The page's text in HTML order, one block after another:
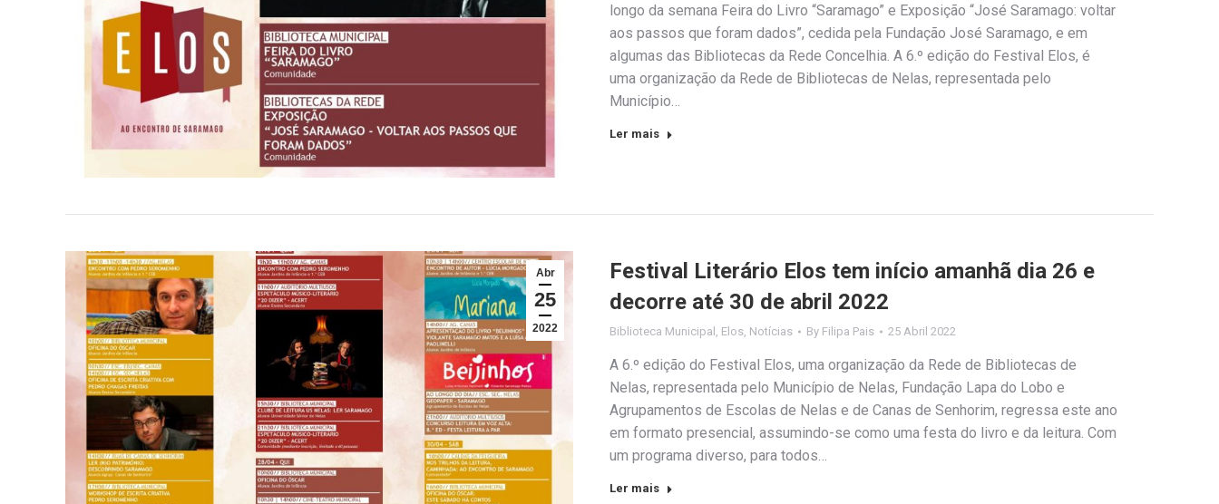
longo da semana Feira do Livro “Saramago” e Exposição “José Saramago: voltar
aos passos que foram dados”, cedida pela Fundação José Saramago, e em
algumas das Bibliotecas da Rede Concelhia. A 6.º edição do Festival Elos, é
uma organização da Rede de Bibliotecas de Nelas, representada pelo
Município…
Ler mais
Abr
25
2022
Festival Literário Elos tem início amanhã dia 26 e
decorre até 30 de abril 2022
Biblioteca Municipal , Elos, Notícias By Filipa Pais 25 Abril 2022
A 6.º edição do Festival Elos, uma organização da Rede de Bibliotecas de
Nelas, representada pelo Município de Nelas, Fundação Lapa do Lobo e
Agrupamentos de Escolas de Nelas e de Canas de Senhorim, regressa este ano
em formato presencial, assumindo-se como uma festa do livro e da leitura. Com
um programa diverso, para todos…
Ler mais